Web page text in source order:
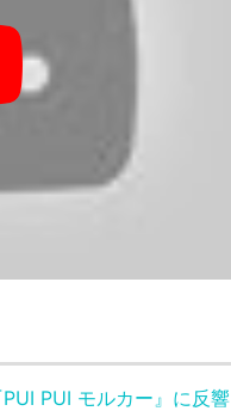
PUI モルカー』に反響